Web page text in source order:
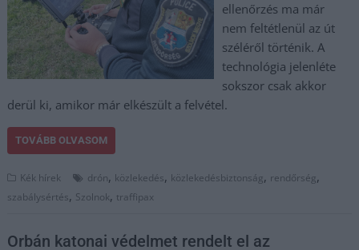
ellenőrzés ma már
nem feltétlenül az út
széléről történik. A
technológia jelenléte
sokszor csak akkor
derül ki, amikor már elkészült a felvétel.
TOVÁBB OLVASOM
Kék hírek drón, közlekedés, közlekedésbiztonság, rendőrség,
szabálysértés, Szolnok, traffipax
Orbán katonai védelmet rendelt el az